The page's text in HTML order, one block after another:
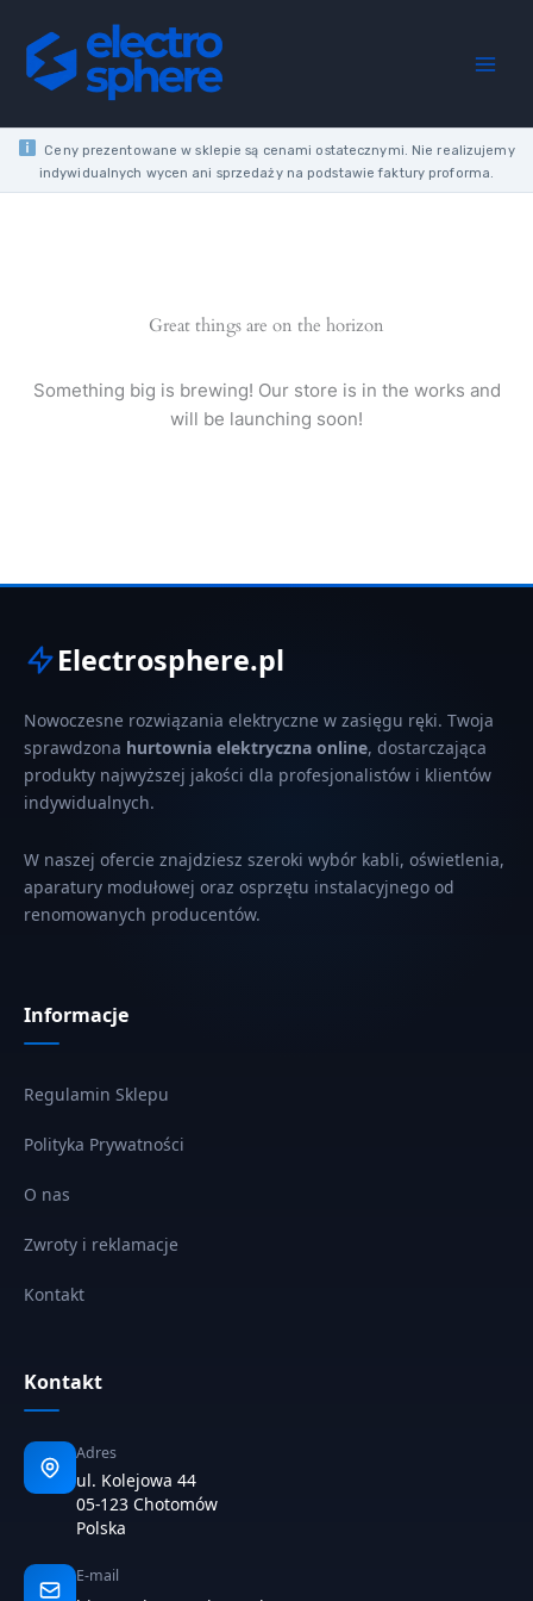
content
Ceny prezentowane w sklepie są cenami ostatecznymi. Nie realizujemy
indywidualnych wycen ani sprzedaży na podstawie faktury proforma.
Great things are on the horizon
Something big is brewing! Our store is in the works and
will be launching soon!
Electrosphere.pl
Nowoczesne rozwiązania elektryczne w zasięgu ręki. Twoja
sprawdzona hurtownia elektryczna online, dostarczająca
produkty najwyższej jakości dla profesjonalistów i klientów
indywidualnych.
W naszej ofercie znajdziesz szeroki wybór kabli, oświetlenia,
aparatury modułowej oraz osprzętu instalacyjnego od
renomowanych producentów.
Informacje
Regulamin Sklepu
Polityka Prywatności
O nas
Zwroty i reklamacje
Kontakt
Kontakt
Adres
ul. Kolejowa 44
05-123 Chotomów
Polska
E-mail
150W
6.3A
180-
AC
24V